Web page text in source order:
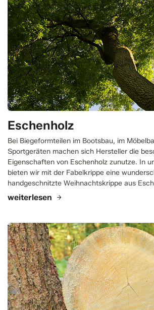
Eschenholz
Bei Biegeformteilen im Bootsbau, im
Sportgeräten machen sich Hersteller die
Eigenschaften von Eschenholz zunutze. In
bieten wir mit der Fabelkrippe eine
handgeschnitzte Weihnachtskrippe aus
weiterlesen